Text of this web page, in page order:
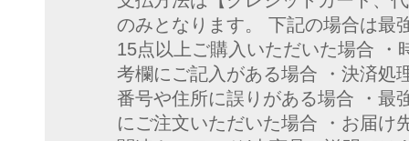
のみとなります。 下記の場合は最
15点以上ご購入いただいた場合 ・
考欄にご記入がある場合 ・決済処
番号や住所に誤りがある場合 ・最
にご注文いただいた場合 ・お届け